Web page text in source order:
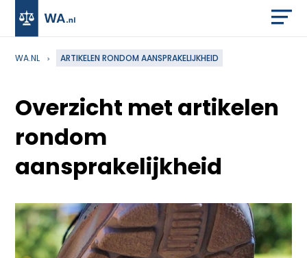
WA.NL ARTIKELEN RONDOM AANSPRAKELIJKHEID
Overzicht met artikelen
rondom
aansprakelijkheid